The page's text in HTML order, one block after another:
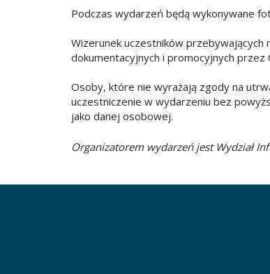
Podczas wydarzeń będą wykonywane
Wizerunek uczestników
dokumentacyjnych i promocyjnych przez
Osoby, które nie wyrażają zgody na
uczestniczenie w wydarzeniu bez
jako danej osobowej.
Organizatorem wydarzeń jest Wydział